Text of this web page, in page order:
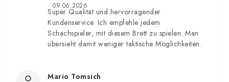
09.06.2026
Super Qualität und hervorragender
Kundenservice. Ich empfehle jedem
Schachspieler, mit diesem Brett zu spielen. Man
übersieht damit weniger taktische Möglichkeiten.
Mario Tomsich